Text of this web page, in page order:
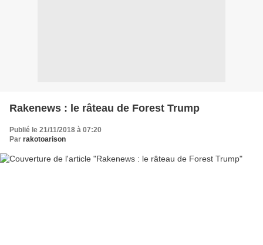
Rakenews : le râteau de Forest Trump
Publié le 21/11/2018 à 07:20
Par rakotoarison